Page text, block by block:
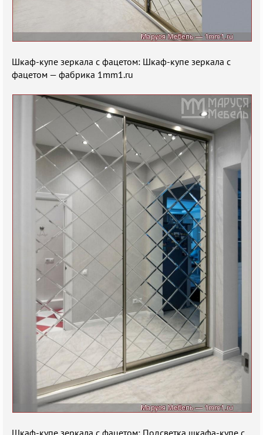
Шкаф-купе зеркала с фацетом: Шкаф-купе зеркала с
фацетом — фабрика 1mm1.ru